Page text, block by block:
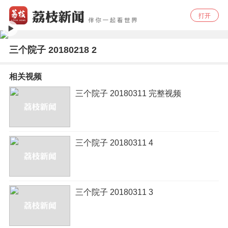
打开
三个院子 20180218 2
相关视频
三个院子 20180311 完整视频
三个院子 20180311 4
三个院子 20180311 3